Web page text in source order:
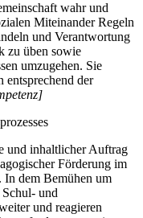
wahr und
Miteinander Regeln
und Verantwortung
zu üben sowie
umzugehen. Sie
der
und inhaltlicher Auftrag
Förderung im
dem Bemühen um
und
und reagieren